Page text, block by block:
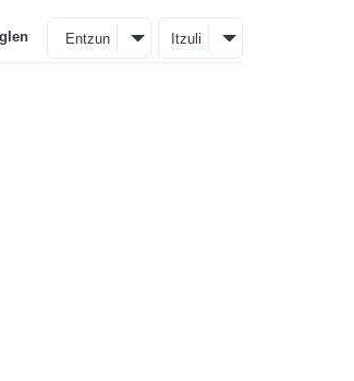
Entzun Itzuli